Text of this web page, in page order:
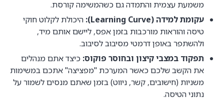
משמעת עצמית והתמדה גם כשהמשימה קורסת.
עקומת למידה (Learning Curve):
היכולת לקלוט חוקי
טיסה והוראות מורכבות בזמן אפס, ליישם אותם מיד,
ולהשתפר באופן דרמטי מסיבוב לסיבוב.
תפקוד במצבי קיצון ובחוסר פוקוס: כיצד אתם מנהלים
את הקשב שלכם כאשר המערכת "מפציצה" אתכם במשימות
משניות (חישובים, קשר, ניווט) בזמן שאתם מנסים לשמור על
נתוני הטיסה.